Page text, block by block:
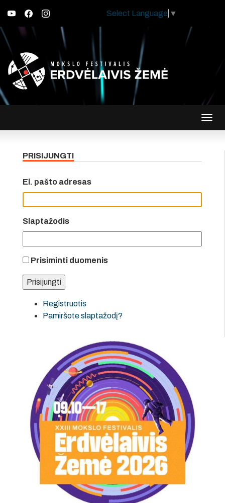
Select Language ▼
PRISIJUNGTI
El. pašto adresas
Slaptažodis
Prisiminti duomenis
Registruotis
Pamiršote slaptažodį?